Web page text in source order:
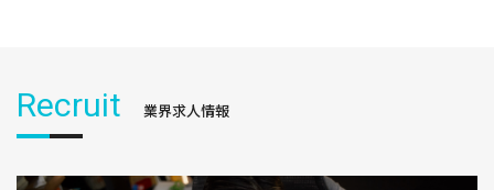
Recruit 業界求人情報